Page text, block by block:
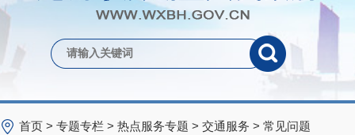
首页 > 专题专栏 > 热点服务专题 > 交通服务 > 常见问题